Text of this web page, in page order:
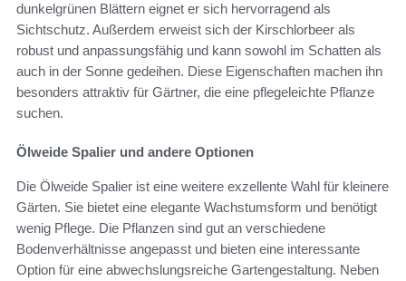
dunkelgrünen Blättern eignet er sich hervorragend als
Sichtschutz. Außerdem erweist sich der Kirschlorbeer als
robust und anpassungsfähig und kann sowohl im Schatten als
auch in der Sonne gedeihen. Diese Eigenschaften machen ihn
besonders attraktiv für Gärtner, die eine pflegeleichte Pflanze
suchen.
Ölweide Spalier und andere Optionen
Die Ölweide Spalier ist eine weitere exzellente Wahl für kleinere
Gärten. Sie bietet eine elegante Wachstumsform und benötigt
wenig Pflege. Die Pflanzen sind gut an verschiedene
Bodenverhältnisse angepasst und bieten eine interessante
Option für eine abwechslungsreiche Gartengestaltung. Neben